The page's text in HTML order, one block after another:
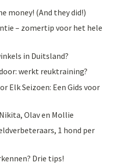
money! (And they did!)
– zomertip voor het hele
in Duitsland?
werkt reuktraining?
Elk Seizoen: Een Gids voor
Olav en Mollie
1 hond per
Drie tips!